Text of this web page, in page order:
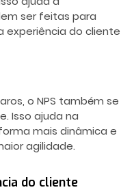
ser feitas para
experiência do cliente
o NPS também se
Isso ajuda na
mais dinâmica e
agilidade.
do cliente